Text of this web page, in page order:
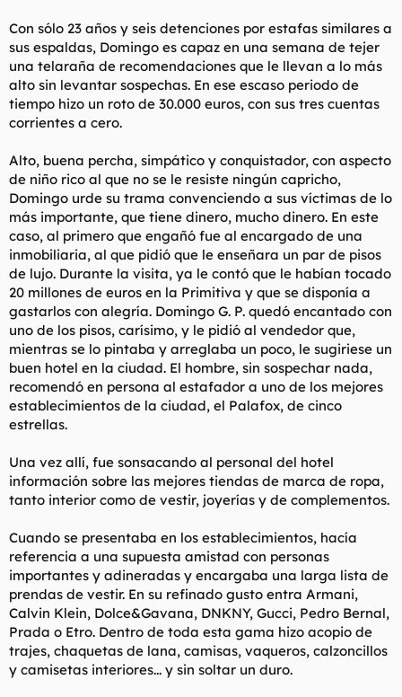
Con sólo 23 años y seis detenciones por estafas similares a
sus espaldas, Domingo es capaz en una semana de tejer
una telaraña de recomendaciones que le llevan a lo más
alto sin levantar sospechas. En ese escaso periodo de
tiempo hizo un roto de 30.000 euros, con sus tres cuentas
corrientes a cero.
Alto, buena percha, simpático y conquistador, con aspecto
de niño rico al que no se le resiste ningún capricho,
Domingo urde su trama convenciendo a sus víctimas de lo
más importante, que tiene dinero, mucho dinero. En este
caso, al primero que engañó fue al encargado de una
inmobiliaria, al que pidió que le enseñara un par de pisos
de lujo. Durante la visita, ya le contó que le habían tocado
20 millones de euros en la Primitiva y que se disponía a
gastarlos con alegría. Domingo G. P. quedó encantado con
uno de los pisos, carísimo, y le pidió al vendedor que,
mientras se lo pintaba y arreglaba un poco, le sugiriese un
buen hotel en la ciudad. El hombre, sin sospechar nada,
recomendó en persona al estafador a uno de los mejores
establecimientos de la ciudad, el Palafox, de cinco
estrellas.
Una vez allí, fue sonsacando al personal del hotel
información sobre las mejores tiendas de marca de ropa,
tanto interior como de vestir, joyerías y de complementos.
Cuando se presentaba en los establecimientos, hacía
referencia a una supuesta amistad con personas
importantes y adineradas y encargaba una larga lista de
prendas de vestir. En su refinado gusto entra Armani,
Calvin Klein, Dolce&Gavana, DNKNY, Gucci, Pedro Bernal,
Prada o Etro. Dentro de toda esta gama hizo acopio de
trajes, chaquetas de lana, camisas, vaqueros, calzoncillos
y camisetas interiores... y sin soltar un duro.